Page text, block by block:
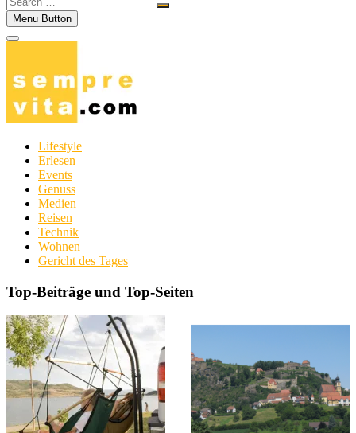
…Menu Button
Lifestyle
Erlesen
Events
Genuss
Medien
Reisen
Technik
Wohnen
Gericht des Tages
Top-Beiträge und Top-Seiten